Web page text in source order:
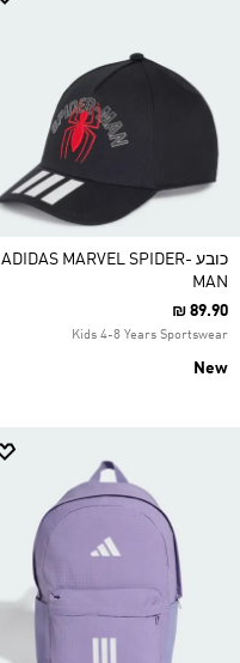
כובע ADIDAS MARVEL SPIDER-
MAN
₪ 89.90
Kids 4-8 Years Sportswear
New